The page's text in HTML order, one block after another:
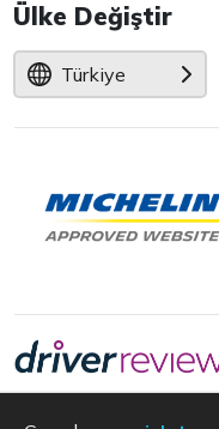
Ülke Değiştir
Türkiye